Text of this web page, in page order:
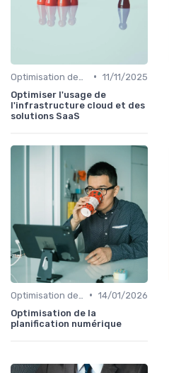
• 11/11/2025
Optimiser l'usage de
l'infrastructure cloud et des
solutions SaaS
• 14/01/2026
Optimisation de la
planification numérique